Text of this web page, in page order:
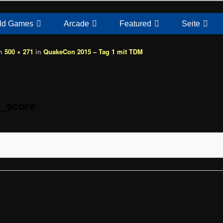
Id Games Arcade Featured Seite
500 × 271 inQuakeCon 2015 – Tag 1 mit TDM